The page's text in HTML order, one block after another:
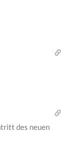
des neuen